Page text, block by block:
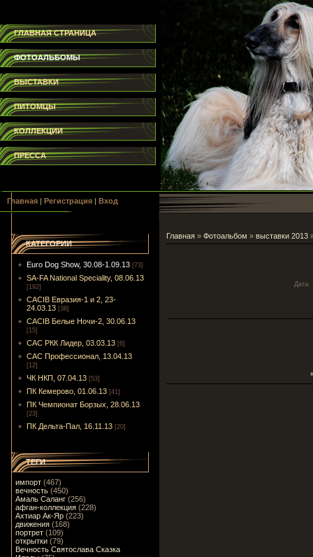
ГЛАВНАЯ СТРАНИЦА
ФОТОАЛЬБОМЫ
ВЫСТАВКИ
ПИТОМЦЫ
КОЛЛЕКЦИИ
ПРЕССА
Главная | Регистрация | Вход
КАТЕГОРИИ
Euro Dog Show, 30.08-1.09.13 [73]
SA-FA National Speciality, 08.06.13
[192]
CACIB Евразия-1 и 2, 23-
24.03.13 [38]
CACIB Белые Ночи-2, 30.06.13
[15]
САС РКК Лидер, 03.03.13 [6]
САС Профессионал, 13.04.13
[12]
ЧК НКП, 07.04.13 [53]
ПК Кемерово, 01.06.13 [41]
ПК Чемпионат Борзых, 28.06.13
[23]
ПК Дельта-Пал, 16.11.13 [20]
ТЕГИ
импорт (467)
вечность (450)
Амаль Саланг (256)
афган-коллекция (228)
Ахтиар Ак-Яр (223)
движения (168)
портрет (109)
открытки (79)
Вечность Святослава Сказка
Главная » Фотоальбом » выставки 2013
Дата: